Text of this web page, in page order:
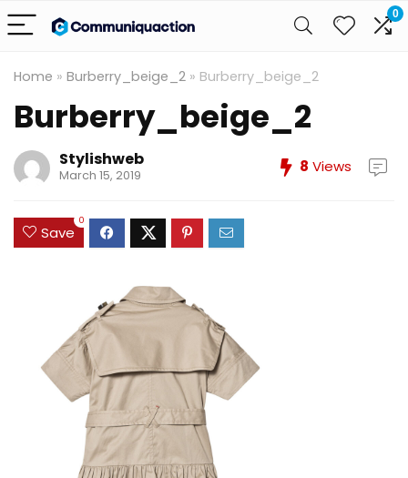
0
Home » Burberry_beige_2 » Burberry_beige_2
Burberry_beige_2
Stylishweb
March 15, 2019 8 Views
Save
0